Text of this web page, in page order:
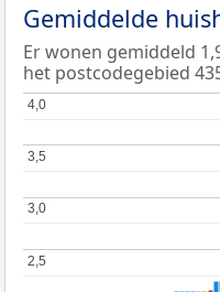
Gemiddelde
Er wonen gemiddeld
het postcodegebied
2,5
2,5
3,0
3,0
3,5
3,5
4,0
4,0